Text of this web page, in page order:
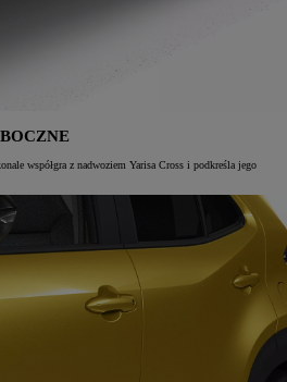
współgra z nadwoziem Yarisa Cross i podkreśla jego